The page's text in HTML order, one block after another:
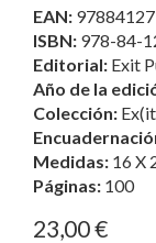
EAN:
ISBN: 978-84-
Editorial: Exit
Año de la
Colección:
Medidas: 16 X
Páginas: 100
23,00 €